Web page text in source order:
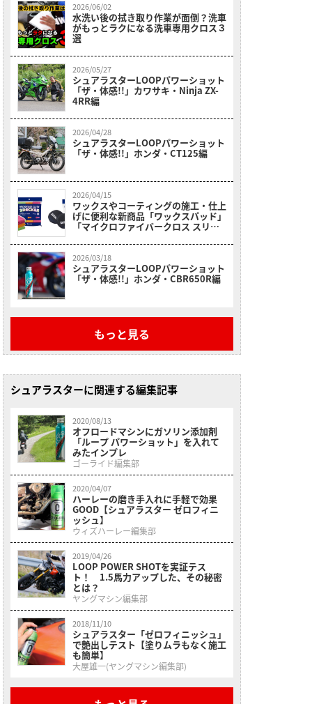
2026/06/02
水洗い後の拭き取り作業が面倒？洗車
がもっとラクになる洗車専用クロス３
選
2026/05/27
シュアラスターLOOPパワーショット
「ザ・体感!!」カワサキ・Ninja ZX-
4RR編
2026/04/28
シュアラスターLOOPパワーショット
「ザ・体感!!」ホンダ・CT125編
2026/04/15
ワックスやコーティングの施工・仕上
げに便利な新商品「ワックスパッド」
「マイクロファイバークロス スリー
2026/03/18
シュアラスターLOOPパワーショット
「ザ・体感!!」ホンダ・CBR650R編
もっと見る
シュアラスターに関連する編集記事
2020/08/13
オフロードマシンにガソリン添加剤
「ループ パワーショット」を入れて
みたインプレ
ゴーライド編集部
2020/04/07
ハーレーの磨き手入れに手軽で効果
GOOD【シュアラスター ゼロフィニ
ッシュ】
ウィズハーレー編集部
2019/04/26
LOOP POWER SHOTを実証テス
ト！ 1.5馬力アップした、その秘密
とは？
ヤングマシン編集部
2018/11/10
シュアラスター「ゼロフィニッシュ」
で艶出しテスト【塗りムラもなく施工
も簡単】
大屋雄一(ヤングマシン編集部)